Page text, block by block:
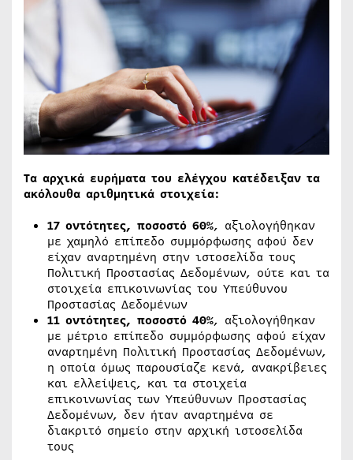
Τα αρχικά ευρήματα του ελέγχου κατέδειξαν τα
ακόλουθα αριθμητικά στοιχεία:
17 οντότητες, ποσοστό 60%, αξιολογήθηκαν
με χαμηλό επίπεδο συμμόρφωσης αφού δεν
είχαν αναρτημένη στην ιστοσελίδα τους
Πολιτική Προστασίας Δεδομένων, ούτε και τα
στοιχεία επικοινωνίας του Υπεύθυνου
Προστασίας Δεδομένων
11 οντότητες, ποσοστό 40%, αξιολογήθηκαν
με μέτριο επίπεδο συμμόρφωσης αφού είχαν
αναρτημένη Πολιτική Προστασίας Δεδομένων,
η οποία όμως παρουσίαζε κενά, ανακρίβειες
και ελλείψεις, και τα στοιχεία
επικοινωνίας των Υπεύθυνων Προστασίας
Δεδομένων, δεν ήταν αναρτημένα σε
διακριτό σημείο στην αρχική ιστοσελίδα
τους